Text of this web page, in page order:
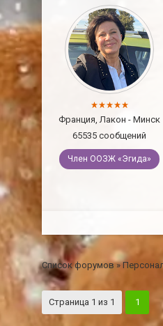
Франция, Лакон - Минск
65535 сообщений
Член ООЗЖ «Эгида»
Список форумов »
Страница 1 из 1 1